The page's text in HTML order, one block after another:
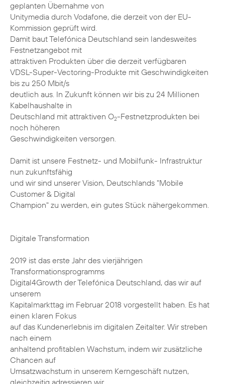
geplanten Übernahme von
Unitymedia durch Vodafone, die derzeit von der EU-
Kommission geprüft wird.
Damit baut Telefónica Deutschland sein landesweites
Festnetzangebot mit
attraktiven Produkten über die derzeit verfügbaren
VDSL-Super-Vectoring-Produkte mit Geschwindigkeiten
bis zu 250 Mbit/s
deutlich aus. In Zukunft können wir bis zu 24 Millionen
Kabelhaushalte in
Deutschland mit attraktiven O2-Festnetzprodukten bei
noch höheren
Geschwindigkeiten versorgen.
Damit ist unsere Festnetz- und Mobilfunk- Infrastruktur
nun zukunftsfähig
und wir sind unserer Vision, Deutschlands "Mobile
Customer & Digital
Champion" zu werden, ein gutes Stück nähergekommen.
Digitale Transformation
2019 ist das erste Jahr des vierjährigen
Transformationsprogramms
Digital4Growth der Telefónica Deutschland, das wir auf
unserem
Kapitalmarkttag im Februar 2018 vorgestellt haben. Es hat
einen klaren Fokus
auf das Kundenerlebnis im digitalen Zeitalter. Wir streben
nach einem
anhaltend profitablen Wachstum, indem wir zusätzliche
Chancen auf
Umsatzwachstum in unserem Kerngeschäft nutzen,
gleichzeitig adressieren wir